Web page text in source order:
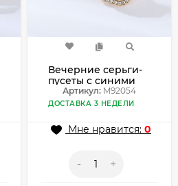
Вечерние серьги-
пусеты с синими
кристаллами
M92054
Артикул: M92054
ДОСТАВКА 3 НЕДЕЛИ
Мне нравится: 0
- +